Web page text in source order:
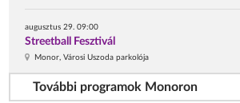
augusztus 29. 09:00
Streetball Fesztivál
Monor, Városi Uszoda parkolója
További programok Monoron